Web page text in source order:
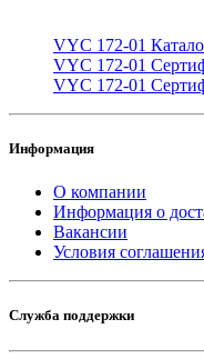
VYC 172-01
VYC 172-01
VYC 172-01
Информация
О компании
Информация о
Вакансии
Условия
Служба поддержки